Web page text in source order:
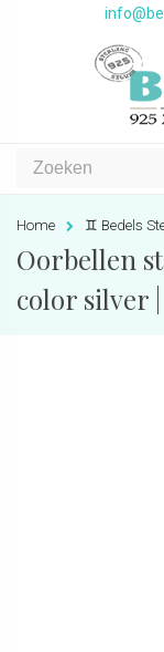
Home ♊️ Bedels
Oorbellen
color silver